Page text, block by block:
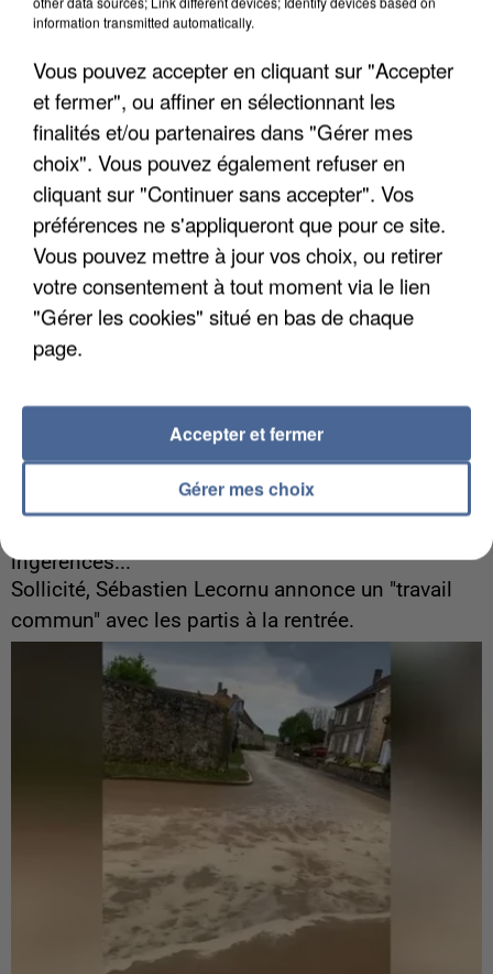
Un second cadre de la DZ Mafia interpellé en
Un cofondateur du réseau avait été interpellé
quelques jours plus tôt.
6 août 2026
ingérences...
Sollicité, Sébastien Lecornu annonce un "travail
commun" avec les partis à la rentrée.
information transmitted automatically.
Vous pouvez accepter en cliquant sur "Accepter
et fermer", ou affiner en sélectionnant les
finalités et/ou partenaires dans "Gérer mes
choix". Vous pouvez également refuser en
cliquant sur "Continuer sans accepter". Vos
préférences ne s'appliqueront que pour ce site.
Vous pouvez mettre à jour vos choix, ou retirer
votre consentement à tout moment via le lien
"Gérer les cookies" situé en bas de chaque
page.
Gérer mes choix
Accepter et fermer